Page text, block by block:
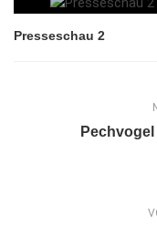
Presseschau 2